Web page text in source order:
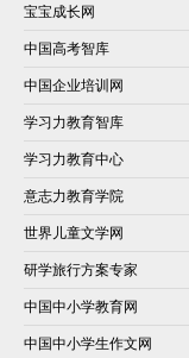
宝宝成长网
中国高考智库
中国企业培训网
学习力教育智库
学习力教育中心
意志力教育学院
世界儿童文学网
研学旅行方案专家
中国中小学教育网
中国中小学生作文网